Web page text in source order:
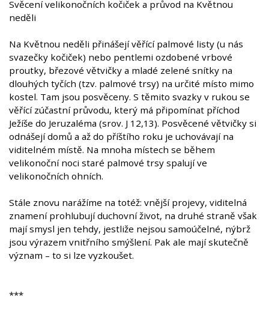
Svěcení velikonočních kočiček a průvod na Květnou
neděli
Na Květnou neděli přinášejí věřící palmové listy (u nás
svazečky kočiček) nebo pentlemi ozdobené vrbové
proutky, březové větvičky a mladé zelené snítky na
dlouhých tyčích (tzv. palmové trsy) na určité místo mimo
kostel. Tam jsou posvěceny. S těmito svazky v rukou se
věřící zúčastní průvodu, který má připomínat příchod
Ježíše do Jeruzaléma (srov. J 12,13). Posvěcené větvičky si
odnášejí domů a až do příštího roku je uchovávají na
viditelném místě. Na mnoha místech se během
velikonoční noci staré palmové trsy spalují ve
velikonočních ohních.
Stále znovu narážíme na totéž: vnější projevy, viditelná
znamení prohlubují duchovní život, na druhé straně však
mají smysl jen tehdy, jestliže nejsou samoúčelné, nýbrž
jsou výrazem vnitřního smýšlení. Pak ale mají skutečně
význam – to si lze vyzkoušet.
***